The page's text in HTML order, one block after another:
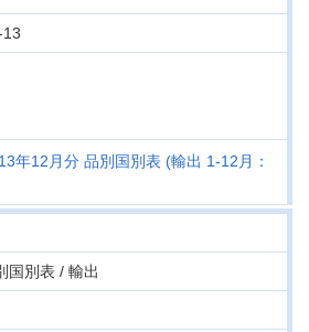
年12月分 品別国別表 (輸出 1-12月：
国別表 / 輸出